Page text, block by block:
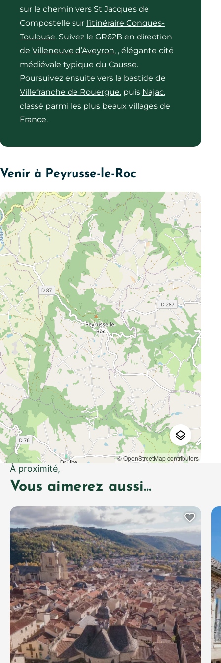
sur le chemin vers St Jacques de
Compostelle sur l’itinéraire Conques-
Toulouse. Suivez le GR62B en direction
de Villeneuve d’Aveyron, , élégante cité
médiévale typique du Causse.
Poursuivez ensuite vers la bastide de
Villefranche de Rouergue, puis Najac,
classé parmi les plus beaux villages de
France.
Venir à Peyrusse-le-Roc
© OpenStreetMap contributors
À proximité,
Vous aimerez aussi…